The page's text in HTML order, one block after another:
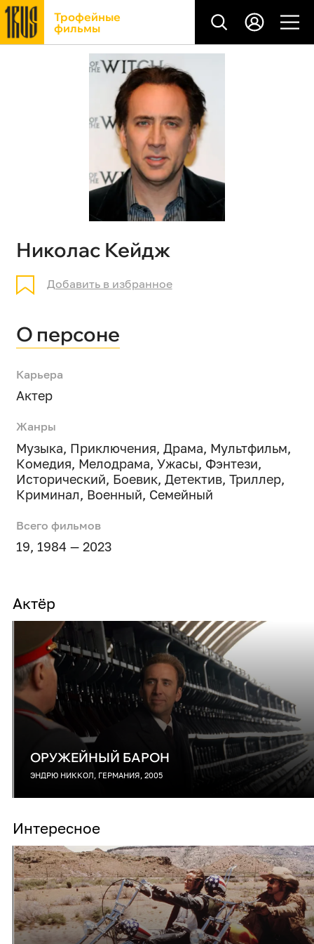
Трофейные
фильмы
Николас Кейдж
Добавить в избранное
О персоне
Карьера
Актер
Жанры
Музыка, Приключения, Драма, Мультфильм,
Комедия, Мелодрама, Ужасы, Фэнтези,
Исторический, Боевик, Детектив, Триллер,
Криминал, Военный, Семейный
Всего фильмов
19, 1984 — 2023
Актёр
ОРУЖЕЙНЫЙ БАРОН
ЭНДРЮ НИККОЛ, ГЕРМАНИЯ, 2005
Интересное